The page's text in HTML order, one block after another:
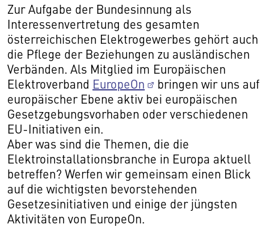
Zur Aufgabe der Bundesinnung als
Interessenvertretung des gesamten
österreichischen Elektrogewerbes gehört auch
die Pflege der Beziehungen zu ausländischen
Verbänden. Als Mitglied im Europäischen
Elektroverband EuropeOn
bringen wir uns auf
europäischer Ebene aktiv bei europäischen
Gesetzgebungsvorhaben oder verschiedenen
EU-Initiativen ein.
Aber was sind die Themen, die die
Elektroinstallationsbranche in Europa aktuell
betreffen? Werfen wir gemeinsam einen Blick
auf die wichtigsten bevorstehenden
Gesetzesinitiativen und einige der jüngsten
Aktivitäten von EuropeOn.